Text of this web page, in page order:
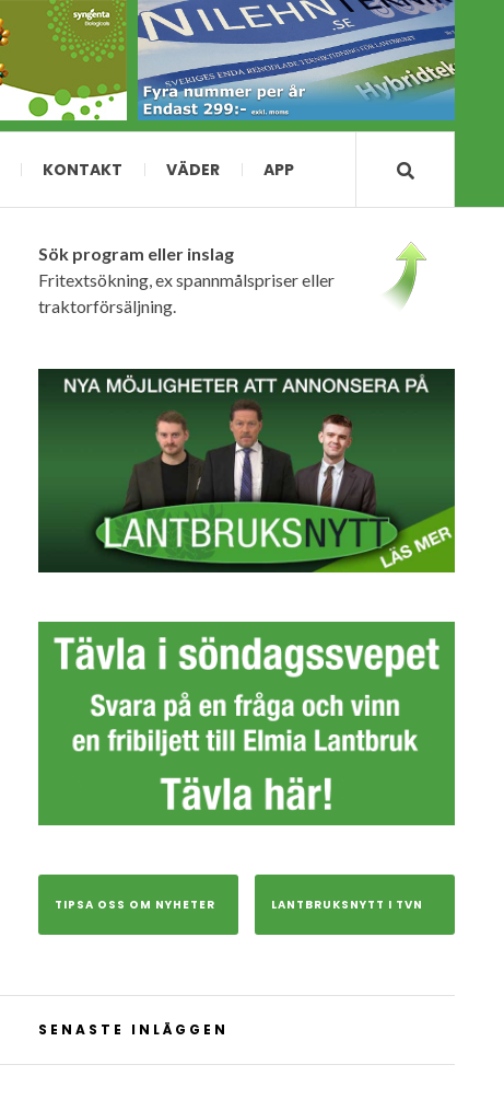
KONTAKT VÄDER APP
Sök program eller inslag
Fritextsökning, ex spannmålspriser eller
traktorförsäljning.
TIPSA OSS OM NYHETER LANTBRUKSNYTT I TVN
SENASTE INLÄGGEN